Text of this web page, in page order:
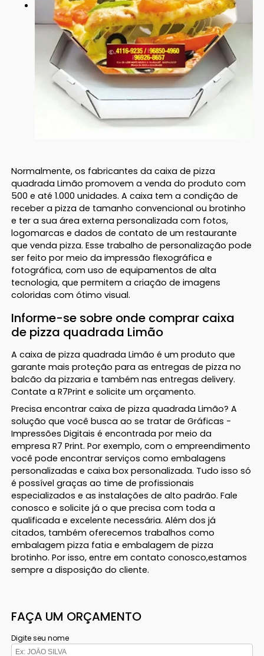
Normalmente, os fabricantes da caixa de pizza
quadrada Limão promovem a venda do produto com
500 e até 1.000 unidades. A caixa tem a condição de
receber a pizza de tamanho convencional ou brotinho
e ter a sua área externa personalizada com fotos,
logomarcas e dados de contato de um restaurante
que venda pizza. Esse trabalho de personalização pode
ser feito por meio da impressão flexográfica e
fotográfica, com uso de equipamentos de alta
tecnologia, que permitem a criação de imagens
coloridas com ótimo visual.
Informe-se sobre onde comprar caixa
de pizza quadrada Limão
A caixa de pizza quadrada Limão é um produto que
garante mais proteção para as entregas de pizza no
balcão da pizzaria e também nas entregas delivery.
Contate a R7Print e solicite um orçamento.
Precisa encontrar caixa de pizza quadrada Limão? A
solução que você busca ao se tratar de Gráficas -
Impressões Digitais é encontrada por meio da
empresa R7 Print. Por exemplo, com o empreendimento
você pode encontrar serviços como embalagens
personalizadas e caixa box personalizada. Tudo isso só
é possível graças ao time de profissionais
especializados e as instalações de alto padrão. Fale
conosco e solicite já o que precisa com toda a
qualificada e excelente necessária. Além dos já
citados, também oferecemos trabalhos como
embalagem pizza fatia e embalagem de pizza
brotinho. Por isso, entre em contato conosco,estamos
sempre a disposição do cliente.
FAÇA UM ORÇAMENTO
Digite seu nome